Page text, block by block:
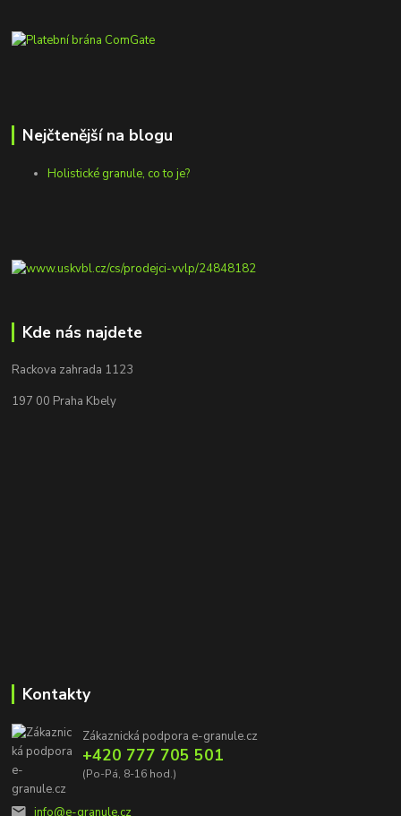
Nejčtenější na blogu
Holistické granule, co to je?
Kde nás najdete
Rackova zahrada 1123
197 00 Praha Kbely
Kontakty
Zákaznická podpora e-granule.cz
+420 777 705 501
(Po-Pá, 8-16 hod.)
info@e-granule.cz